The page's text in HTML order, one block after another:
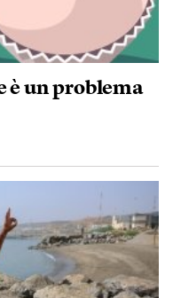
è un problema